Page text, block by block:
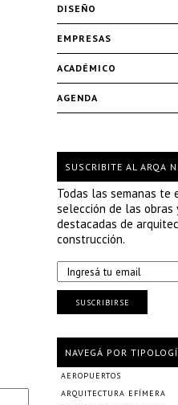
DISEÑO
EMPRESAS
ACADÉMICO
AGENDA
SUSCRIBITE AL ARQA
Todas las semanas te
selección de las obras
destacadas de
construcción.
SUSCRIBIRSE
NAVEGÁ POR
AEROPUERTOS
ARQUITECTURA EFÍMERA